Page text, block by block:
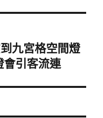
九宮格空間燈
會引客流連